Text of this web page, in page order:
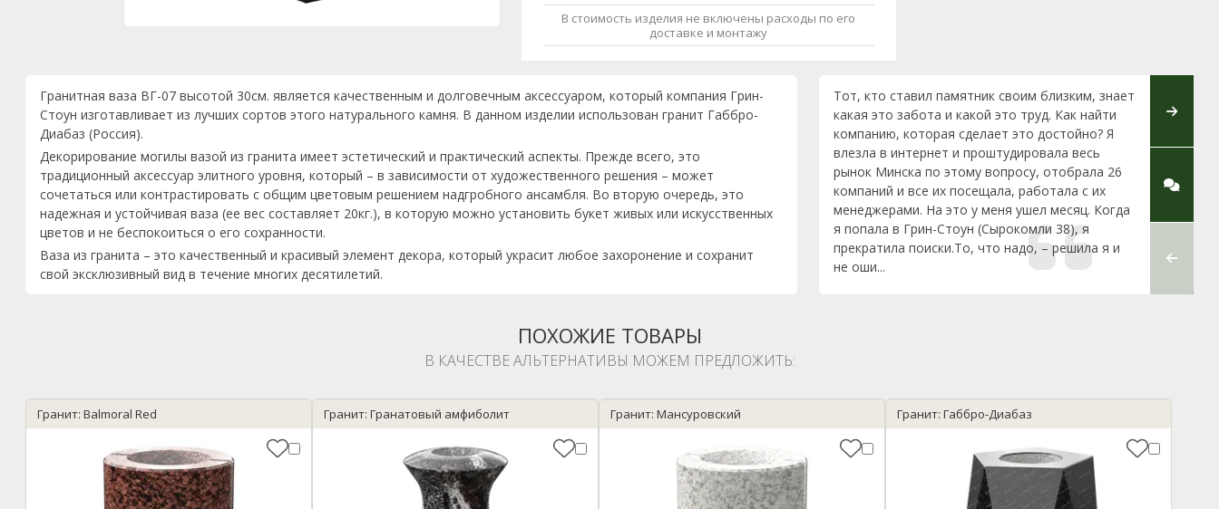
В стоимость изделия не включены расходы по его
доставке и монтажу
Гранитная ваза ВГ-07 высотой 30см. является качественным и долговечным аксессуаром, который компания Грин-
Стоун изготавливает из лучших сортов этого натурального камня. В данном изделии использован гранит Габбро-
Диабаз (Россия).
Декорирование могилы вазой из гранита имеет эстетический и практический аспекты. Прежде всего, это
традиционный аксессуар элитного уровня, который – в зависимости от художественного решения – может
сочетаться или контрастировать с общим цветовым решением надгробного ансамбля. Во вторую очередь, это
надежная и устойчивая ваза (ее вес составляет 20кг.), в которую можно установить букет живых или искусственных
цветов и не беспокоиться о его сохранности.
Ваза из гранита – это качественный и красивый элемент декора, который украсит любое захоронение и сохранит
свой эксклюзивный вид в течение многих десятилетий.
Тот, кто ставил памятник своим близким, знает
какая это забота и какой это труд. Как найти
компанию, которая сделает это достойно? Я
влезла в интернет и проштудировала весь
рынок Минска по этому вопросу, отобрала 26
компаний и все их посещала, работала с их
менеджерами. На это у меня ушел месяц. Когда
я попала в Грин-Стоун (Сырокомли 38), я
прекратила поиски.То, что надо, – решила я и
не оши...
Грин-
ПОХОЖИЕ ТОВАРЫ
В КАЧЕСТВЕ АЛЬТЕРНАТИВЫ МОЖЕМ ПРЕДЛОЖИТЬ:
Гранит: Balmoral Red Гранит: Гранатовый амфиболит Гранит: Мансуровский Гранит: Габбро-Диабаз